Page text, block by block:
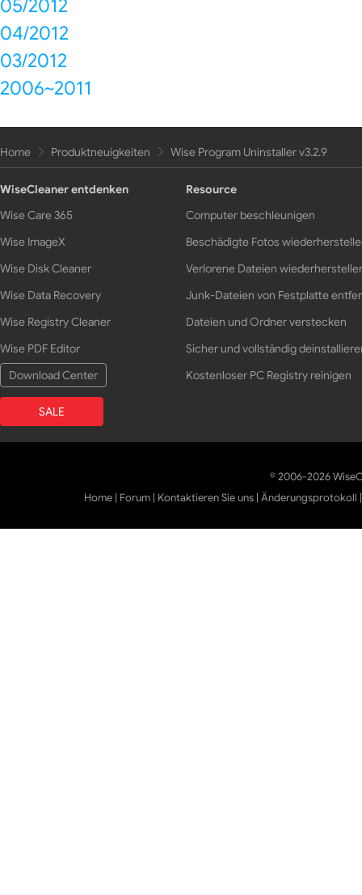
05/2012
04/2012
03/2012
2006~2011
Home Produktneuigkeiten Wise Program Uninstaller v3.2.9
WiseCleaner entdenken
Wise Care 365
Wise ImageX
Wise Disk Cleaner
Wise Data Recovery
Wise Registry Cleaner
Wise PDF Editor
Download Center
SALE
Resource
Computer beschleunigen
Beschädigte Fotos
Verlorene Dateien
Junk-Dateien von Festplatte
Dateien und Ordner verstecken
Sicher und vollständig
Kostenloser PC Registry reinigen
© 2006-2026
Home | Forum | Kontaktieren Sie uns |Änderungsprotokoll